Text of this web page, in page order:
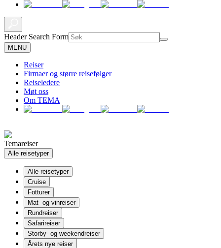
Header Search Form
MENU
Reiser
Firmaer og større reisefølger
Reiseledere
Møt oss
Om TEMA
Temareiser
Alle reisetyper
Alle reisetyper
Cruise
Fotturer
Mat- og vinreiser
Rundreiser
Safarireiser
Storby- og weekendreiser
Årets nye reiser